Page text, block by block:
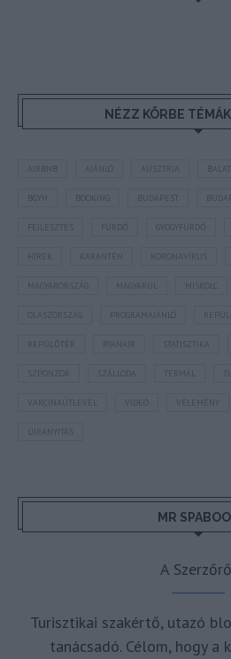
NÉZZ KÖRBE
AUSZTRIA
BUDAPEST
FEJLESZTÉS
KARANTÉN
MAGYARORSZÁG
OLASZORSZÁG
REPÜLŐTÉR STATISZTIKA
SZPONZOR SZÁLLODA TERMÁL
VAKCINAÚTLEVÉL
ÚJRANYITÁS
MR
A
Turisztikai szakértő, utazó
tanácsadó. Célom, hogy